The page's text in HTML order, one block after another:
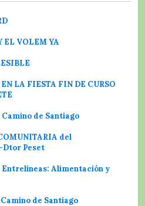
EL VOLEM YA
LA FIESTA FIN DE CURSO
de Santiago
del
Peset
Entrelíneas: Alimentación y
de Santiago